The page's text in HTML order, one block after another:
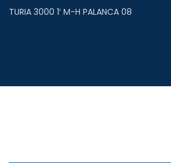
TURIA 3000 1′ M-H PALANCA 08